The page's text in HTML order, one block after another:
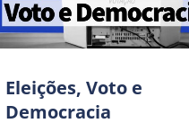
Eleições, Voto e
Democracia